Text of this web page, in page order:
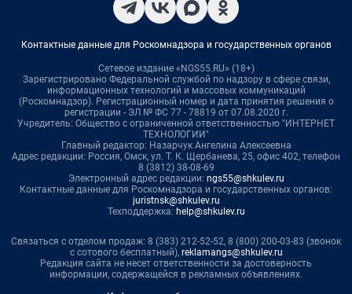
Контактные данные для Роскомнадзора и государственных органов
Сетевое издание «NGS55.RU» (18+)
Зарегистрировано Федеральной службой по надзору в сфере связи,
информационных технологий и массовых коммуникаций
(Роскомнадзор). Регистрационный номер и дата принятия решения о
регистрации - ЭЛ № ФС 77 - 78819 от 07.08.2020 г.
Учредитель: Общество с ограниченной ответственностью "ИНТЕРНЕТ
ТЕХНОЛОГИИ"
Главный редактор: Назарчук Ангелина Алексеевна
Адрес редакции: Россия, Омск, ул. Т. К. Щербанева, 25, офис 402, телефон
8 (3812) 38-08-69
Электронный адрес редакции: ngs55@shkulev.ru
Контактные данные для Роскомнадзора и государственных органов:
juristnsk@shkulev.ru
Техподдержка: help@shkulev.ru
Связаться с отделом продаж: 8 (383) 212-52-52, 8 (800) 200-03-83 (звонок
с сотового бесплатный), reklamangs@shkulev.ru
Редакция сайта не несет ответственности за достоверность
информации, содержащейся в рекламных объявлениях.